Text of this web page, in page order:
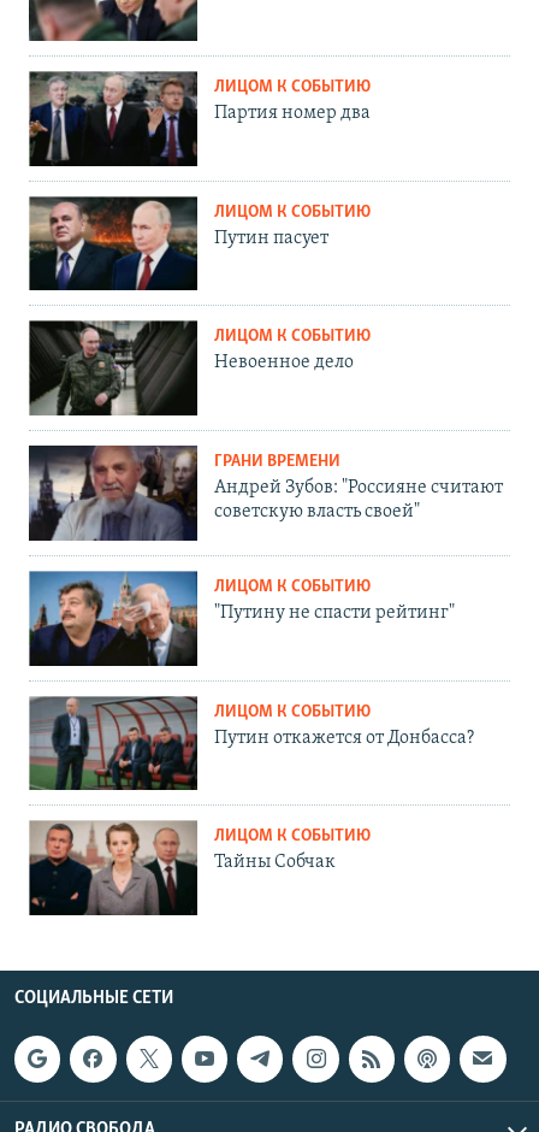
ЛИЦОМ К СОБЫТИЮ
Партия номер два
ЛИЦОМ К СОБЫТИЮ
Путин пасует
ЛИЦОМ К СОБЫТИЮ
Невоенное дело
ГРАНИ ВРЕМЕНИ
Андрей Зубов: "Россияне считают
советскую власть своей"
ЛИЦОМ К СОБЫТИЮ
"Путину не спасти рейтинг"
ЛИЦОМ К СОБЫТИЮ
Путин откажется от Донбасса?
ЛИЦОМ К СОБЫТИЮ
Тайны Собчак
СОЦИАЛЬНЫЕ СЕТИ